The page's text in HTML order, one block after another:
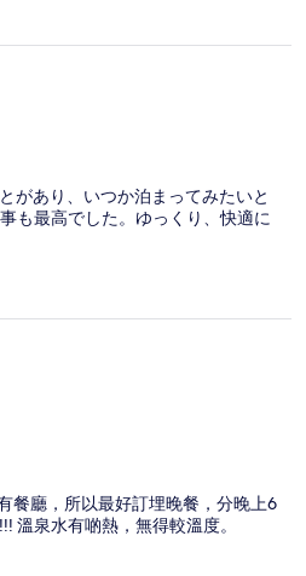
があり、いつか泊まってみたいと
も最高でした。ゆっくり、快適に
餐廳，所以最好訂埋晚餐，分晚上6
溫泉水有啲熱，無得較溫度。